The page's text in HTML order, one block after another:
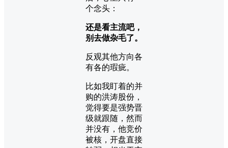
个念头：
还是看主流吧，
别去做杂毛了。
反观其他方向各
有各的瑕疵。
比如我盯着的并
购的洪涛股份，
觉得要是强势晋
级就跟随，然而
并没有，他竞价
被核，开盘直接